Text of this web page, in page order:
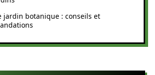
jardin botanique : conseils et